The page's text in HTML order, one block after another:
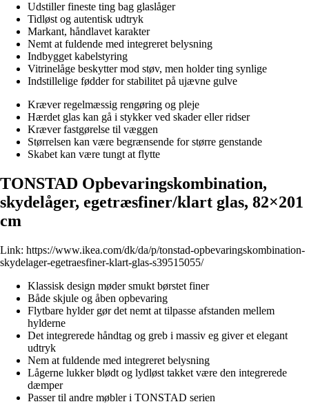
Udstiller fineste ting bag glaslåger
Tidløst og autentisk udtryk
Markant, håndlavet karakter
Nemt at fuldende med integreret belysning
Indbygget kabelstyring
Vitrinelåge beskytter mod støv, men holder ting synlige
Indstillelige fødder for stabilitet på ujævne gulve
Kræver regelmæssig rengøring og pleje
Hærdet glas kan gå i stykker ved skader eller ridser
Kræver fastgørelse til væggen
Størrelsen kan være begrænsende for større genstande
Skabet kan være tungt at flytte
TONSTAD Opbevaringskombination,
skydelåger, egetræsfiner/klart glas, 82×201
cm
Link: https://www.ikea.com/dk/da/p/tonstad-opbevaringskombination-
skydelager-egetraesfiner-klart-glas-s39515055/
Klassisk design møder smukt børstet finer
Både skjule og åben opbevaring
Flytbare hylder gør det nemt at tilpasse afstanden mellem
hylderne
Det integrerede håndtag og greb i massiv eg giver et elegant
udtryk
Nem at fuldende med integreret belysning
Lågerne lukker blødt og lydløst takket være den integrerede
dæmper
Passer til andre møbler i TONSTAD serien